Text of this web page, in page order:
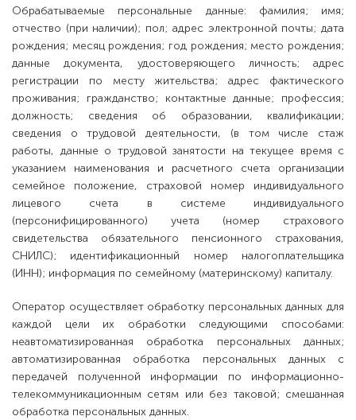
Обрабатываемые персональные данные: фамилия; имя;
отчество (при наличии); пол; адрес электронной почты; дата
рождения; месяц рождения; год рождения; место рождения;
данные документа, удостоверяющего личность; адрес
регистрации по месту жительства; адрес фактического
проживания; гражданство; контактные данные; профессия;
должность; сведения об образовании, квалификации;
сведения о трудовой деятельности, (в том числе стаж
работы, данные о трудовой занятости на текущее время с
указанием наименования и расчетного счета организации
семейное положение, страховой номер индивидуального
лицевого счета в системе индивидуального
(персонифицированного) учета (номер страхового
свидетельства обязательного пенсионного страхования,
СНИЛС); идентификационный номер налогоплательщика
(ИНН); информация по семейному (материнскому) капиталу.
Оператор осуществляет обработку персональных данных для
каждой цели их обработки следующими способами:
неавтоматизированная обработка персональных данных;
автоматизированная обработка персональных данных с
передачей полученной информации по информационно-
телекоммуникационным сетям или без таковой; смешанная
обработка персональных данных.